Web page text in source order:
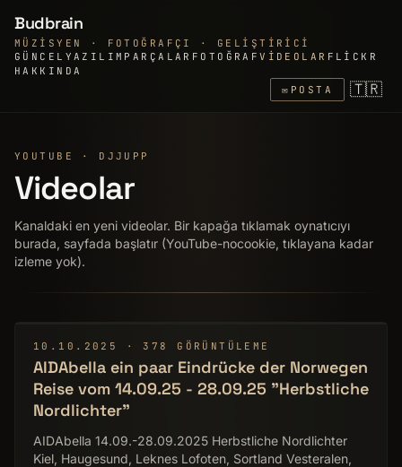
Budbrain
MÜZISYEN · FOTOĞRAFÇI · GELIŞTIRICI
GÜNCEL YAZILIM PARÇALAR FOTOĞRAFVIDEOLAR FLICKR
HAKKINDA
✉ POSTA 🇹🇷
YOUTUBE · DJJUPP
Videolar
Kanaldaki en yeni videolar. Bir kapağa tıklamak oynatıcıyı
burada, sayfada başlatır (YouTube-nocookie, tıklayana kadar
izleme yok).
▶
10.10.2025 · 378 GÖRÜNTÜLEME
AIDAbella ein paar Eindrücke der Norwegen
Reise vom 14.09.25 - 28.09.25 "Herbstliche
Nordlichter"
AIDAbella 14.09.-28.09.2025 Herbstliche Nordlichter
Kiel, Haugesund, Leknes Lofoten, Sortland Vesteralen,